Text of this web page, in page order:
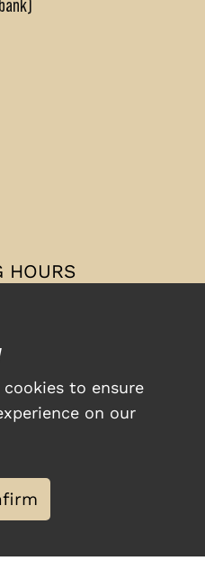
HOURS
to ensure
on our